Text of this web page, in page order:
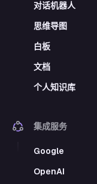
对话机器人
思维导图
白板
文档
个人知识库
集成服务
Google
OpenAI